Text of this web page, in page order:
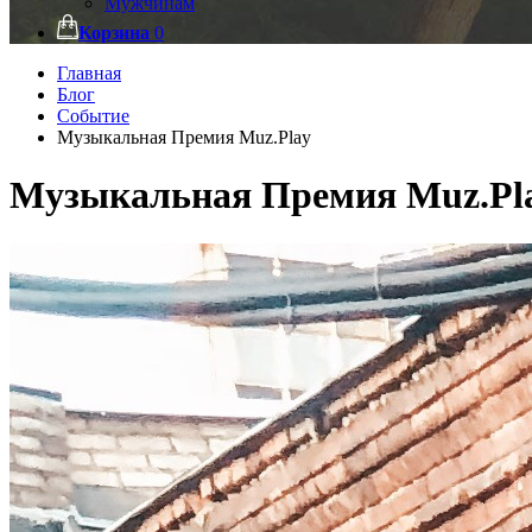
Корзина 0
Главная
Блог
Событие
Музыкальная Премия Muz.Play
Музыкальная Премия